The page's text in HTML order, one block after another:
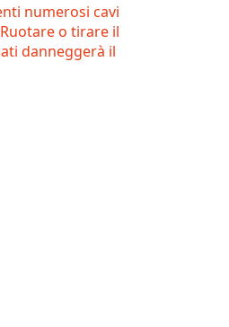
numerosi cavi
o tirare il
danneggerà il